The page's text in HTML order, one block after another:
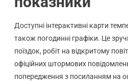
Доступні інтерактивні карти
також погодинні графіки. Це
поїздок, робіт на відкритому
офіційних штормових
попередження з посиланням на